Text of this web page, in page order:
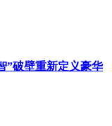
”破壁重新定义豪华